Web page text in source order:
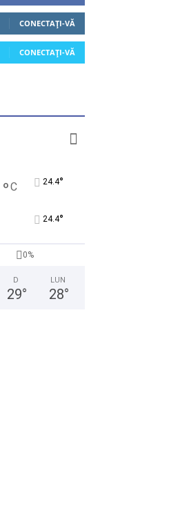
CONECTAȚI-VĂ
CONECTAȚI-VĂ
°C 24.4°
24.4°
0%
D
29°
LUN
28°